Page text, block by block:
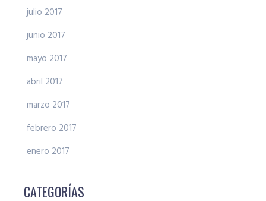
julio 2017
junio 2017
mayo 2017
abril 2017
marzo 2017
febrero 2017
enero 2017
CATEGORÍAS